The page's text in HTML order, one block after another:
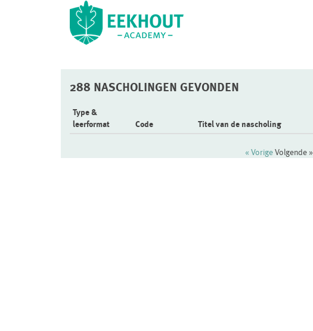
288 NASCHOLINGEN GEVONDEN
Type &
leerformat
Code Titel van de nascholing
« VorigeVolgende »